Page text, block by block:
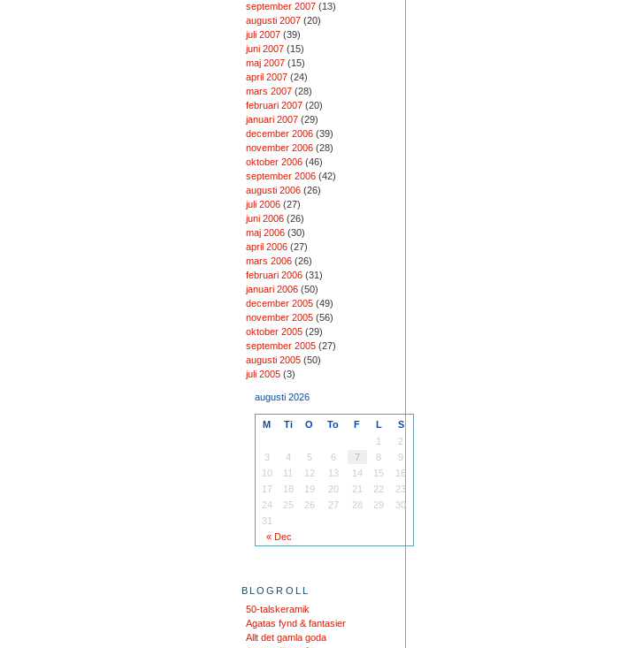
september 2007(13)
augusti 2007(20)
juli 2007(39)
juni 2007(15)
maj 2007(15)
april 2007(24)
mars 2007(28)
februari 2007(20)
januari 2007(29)
december 2006(39)
november 2006(28)
oktober 2006(46)
september 2006(42)
augusti 2006(26)
juli 2006(27)
juni 2006(26)
maj 2006(30)
april 2006(27)
mars 2006(26)
februari 2006(31)
januari 2006(50)
december 2005(49)
november 2005(56)
oktober 2005(29)
september 2005(27)
augusti 2005(50)
juli 2005(3)
augusti 2026
M Ti O To F L S
« Dec
1
2
3
4 5 6 7 8
9
10
11 12 13 14 15
16
17
18 19 20 21 22
23
24
25 26 27 28 29
30
31
BLOGROLL
50-talskeramik
Agatas fynd & fantasier
Allt det gamla goda